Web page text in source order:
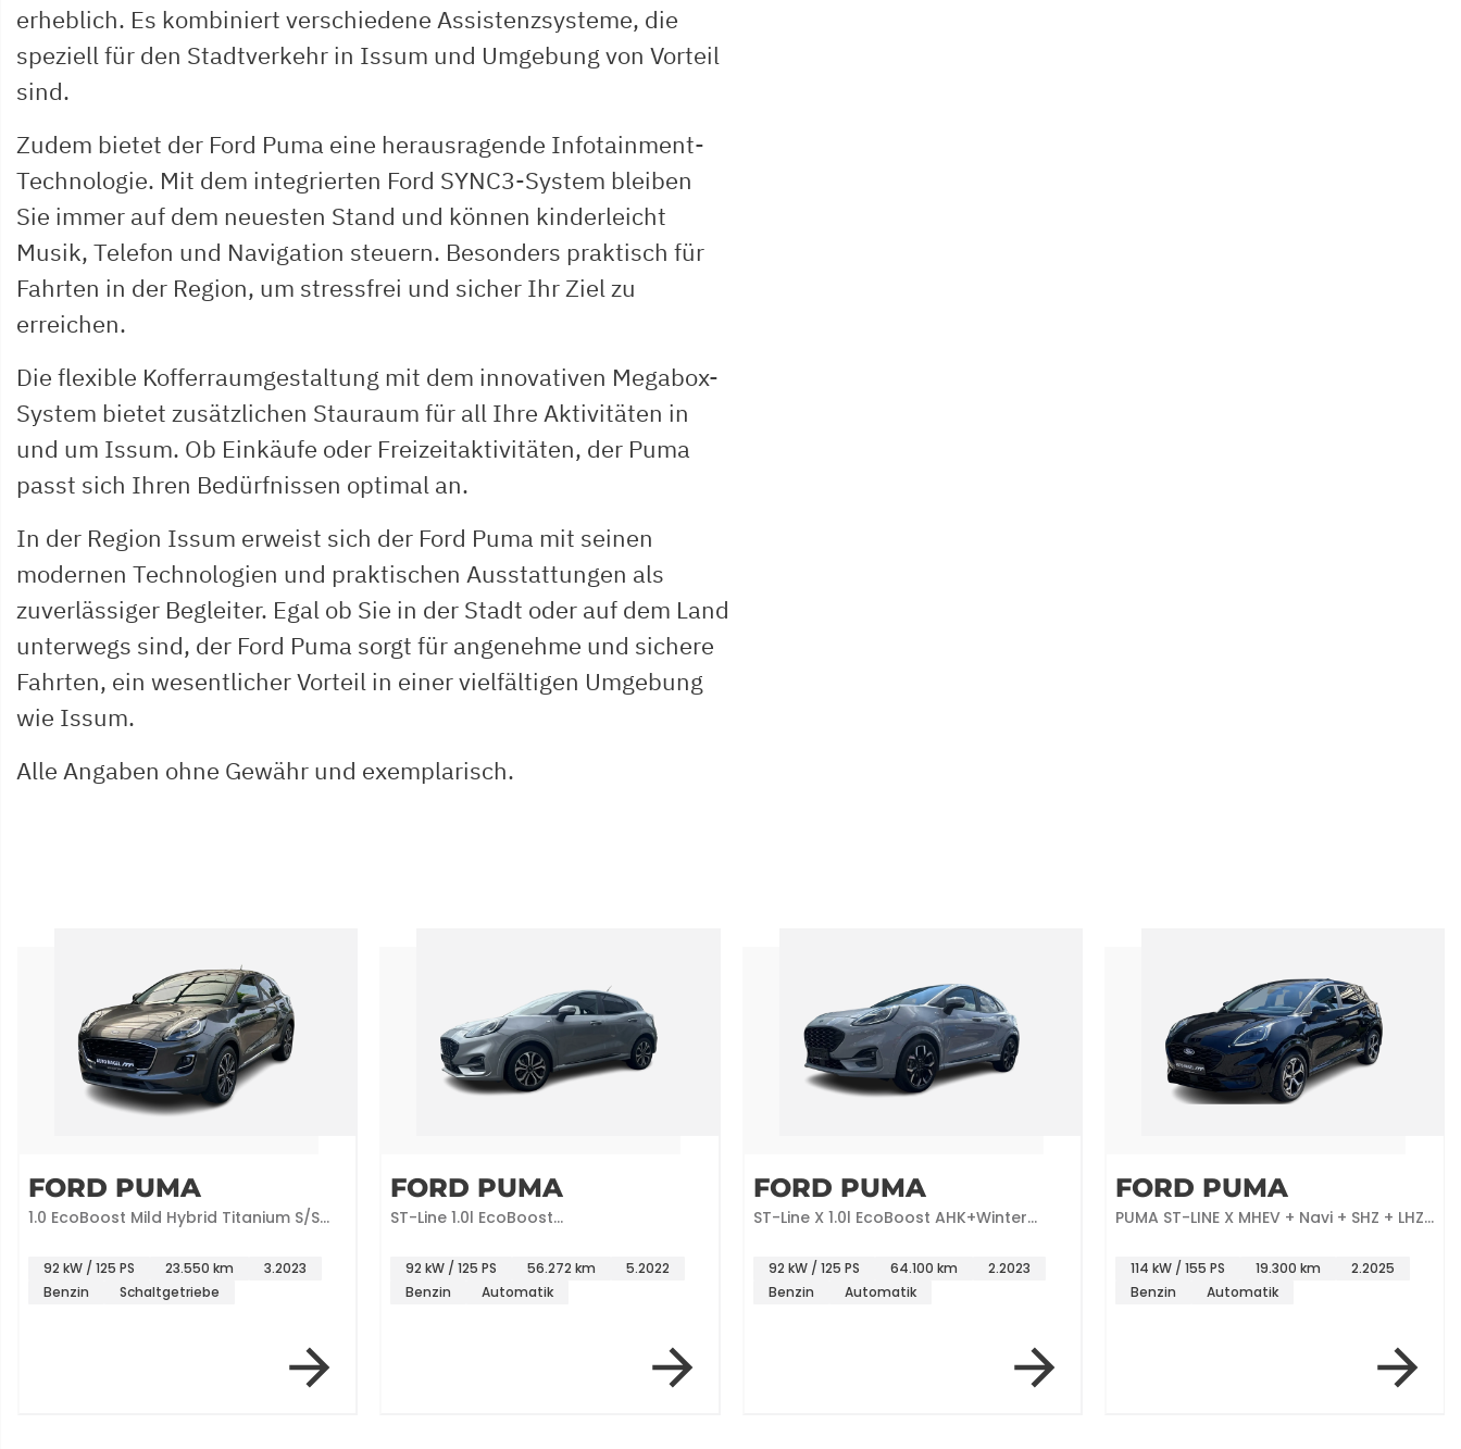
erheblich. Es kombiniert verschiedene Assistenzsysteme, die
speziell für den Stadtverkehr in Issum und Umgebung von Vorteil
sind.
Zudem bietet der Ford Puma eine herausragende Infotainment-
Technologie. Mit dem integrierten Ford SYNC3-System bleiben
Sie immer auf dem neuesten Stand und können kinderleicht
Musik, Telefon und Navigation steuern. Besonders praktisch für
Fahrten in der Region, um stressfrei und sicher Ihr Ziel zu
erreichen.
Die flexible Kofferraumgestaltung mit dem innovativen Megabox-
System bietet zusätzlichen Stauraum für all Ihre Aktivitäten in
und um Issum. Ob Einkäufe oder Freizeitaktivitäten, der Puma
passt sich Ihren Bedürfnissen optimal an.
In der Region Issum erweist sich der Ford Puma mit seinen
modernen Technologien und praktischen Ausstattungen als
zuverlässiger Begleiter. Egal ob Sie in der Stadt oder auf dem Land
unterwegs sind, der Ford Puma sorgt für angenehme und sichere
Fahrten, ein wesentlicher Vorteil in einer vielfältigen Umgebung
wie Issum.
Alle Angaben ohne Gewähr und exemplarisch.
FORD PUMA
1.0 EcoBoost Mild Hybrid Titanium S/S
92 kW / 125 PS 23.550 km
3.2023
Benzin
Schaltgetriebe
FORD PUMA
ST-Line 1.0l EcoBoost
92 kW / 125 PS 56.272 km
5.2022
Benzin
Automatik
FORD PUMA
ST-Line X 1.0l EcoBoost AHK+Winter
92 kW / 125 PS 64.100 km
2.2023
Benzin
Automatik
FORD PUMA
PUMA ST-LINE X MHEV + Navi + SHZ + LHZ
114 kW / 155 PS 19.300 km
2.2025
Benzin
Automatik